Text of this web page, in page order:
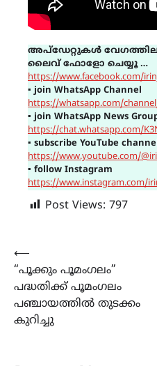
അപ്ഡേറ്റുകൾ
ലൈവ് ഫോളോ ചെയ്യൂ …
https://www.facebook.com/
▪ join WhatsApp Channel
https://whatsapp.com/
▪ join WhatsApp News
https://chat.whatsapp.com/
▪ subscribe YouTube
https://www.youtube.com/
▪ follow Instagram
https://www.instagram.com/
Post Views: 797
Post
navigation
⟵
“പൂക്കും പൂമംഗലം”
പദ്ധതിക്ക് പൂമംഗലം
പഞ്ചായത്തില്‍ തുടക്കം
കുറിച്ചു